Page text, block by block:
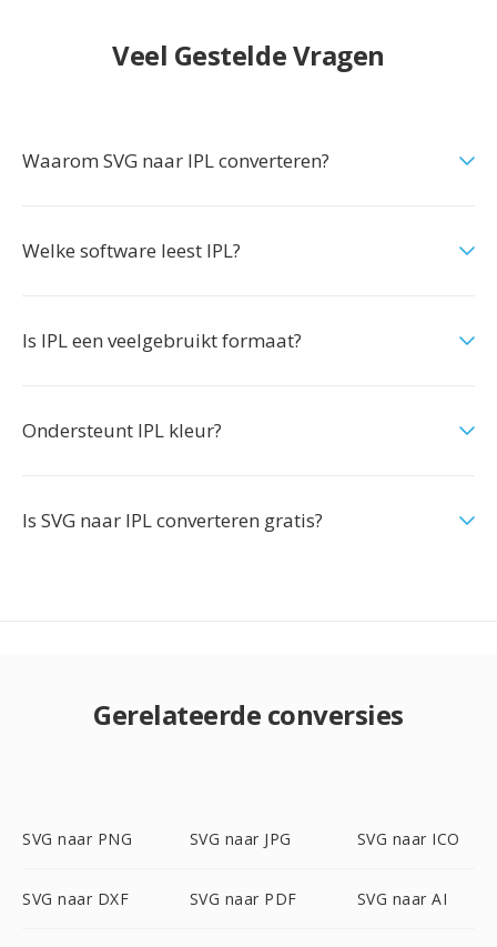
Veel Gestelde Vragen
Waarom SVG naar IPL converteren?
Welke software leest IPL?
Is IPL een veelgebruikt formaat?
Ondersteunt IPL kleur?
Is SVG naar IPL converteren gratis?
Gerelateerde conversies
SVG naar PNG SVG naar JPG SVG naar ICO
SVG naar DXF SVG naar PDF SVG naar AI